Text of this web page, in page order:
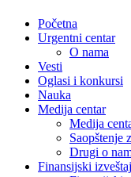
Početna
Urgentni centar
O nama
Vesti
Oglasi i konkursi
Nauka
Medija centar
Medija
Saopštenje
Drugi o
Finansijski izveštaj